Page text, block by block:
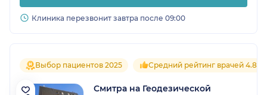
Клиника перезвонит завтра после 09:00
Выбор пациентов 2025 Средний рейтинг врачей 4.8
Смитра на Геодезической